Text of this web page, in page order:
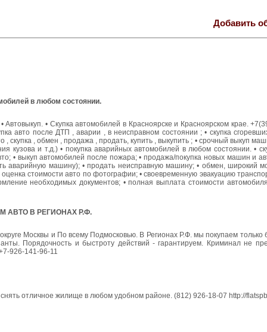
Добавить
в любом состоянии.
• Скупка автомобилей в Красноярске и Красноярском крае.
авто после ДТП , аварии , в неисправном состоянии ; • скупка
скупка , обмен , продажа , продать, купить , выкупить ; • срочный выкуп
кузова и т.д.) • покупка аварийных автомобилей в любом состоянии. •
• выкуп автомобилей после пожара; • продажа/покупка новых машин и
аварийную машину); • продать неисправную машину; • обмен, широкий
стоимости авто по фотографии; • своевременную эвакуацию
необходимых документов; • полная выплата стоимости
АВТО В РЕГИОНАХ Р.Ф.
Москвы и По всему Подмосковью. В Регионах Р.Ф. мы покупаем только
Порядочность и быстроту действий - гарантируем. Криминал не
926-141-96-11
отличное жилище в любом удобном районе. (812) 926-18-07 http://